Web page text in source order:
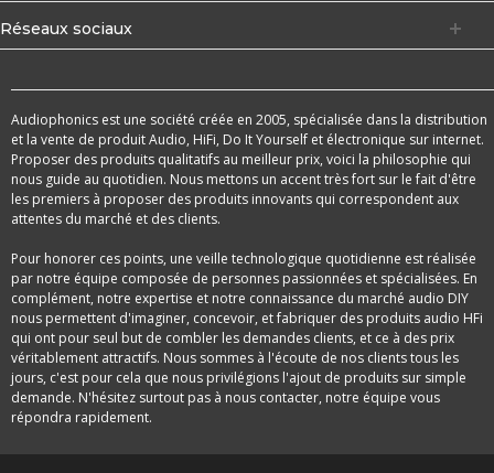
Réseaux sociaux
Audiophonics est une société créée en 2005, spécialisée dans la distribution
et la vente de produit Audio, HiFi, Do It Yourself et électronique sur internet.
Proposer des produits qualitatifs au meilleur prix, voici la philosophie qui
nous guide au quotidien. Nous mettons un accent très fort sur le fait d'être
les premiers à proposer des produits innovants qui correspondent aux
attentes du marché et des clients.
Pour honorer ces points, une veille technologique quotidienne est réalisée
par notre équipe composée de personnes passionnées et spécialisées. En
complément, notre expertise et notre connaissance du marché audio DIY
nous permettent d'imaginer, concevoir, et fabriquer des produits audio HFi
qui ont pour seul but de combler les demandes clients, et ce à des prix
véritablement attractifs. Nous sommes à l'écoute de nos clients tous les
jours, c'est pour cela que nous privilégions l'ajout de produits sur simple
demande. N'hésitez surtout pas à nous contacter, notre équipe vous
répondra rapidement.